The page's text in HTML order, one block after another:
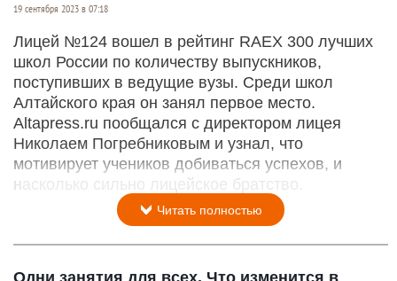
19 сентября 2023 в 07:18
Лицей №124 вошел в рейтинг RAEX 300 лучших
школ России по количеству выпускников,
поступивших в ведущие вузы. Среди школ
Алтайского края он занял первое место.
Altapress.ru пообщался с директором лицея
Николаем Погребниковым и узнал, что
мотивирует учеников добиваться успехов, и
насколько сильно лицейское братство.
Читать полностью